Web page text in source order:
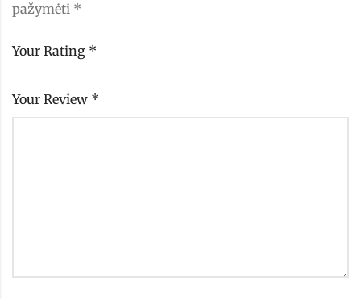
pažymėti *
Your Rating *
Your Review *